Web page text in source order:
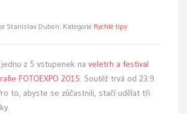
Stanislav Duben. Kategorie Rychlé tipy
z 5 vstupenek na veletrh a festival
FOTOEXPO 2015. Soutěž trvá od 23.9.
to, abyste se zůčastnili, stačí udělat tři